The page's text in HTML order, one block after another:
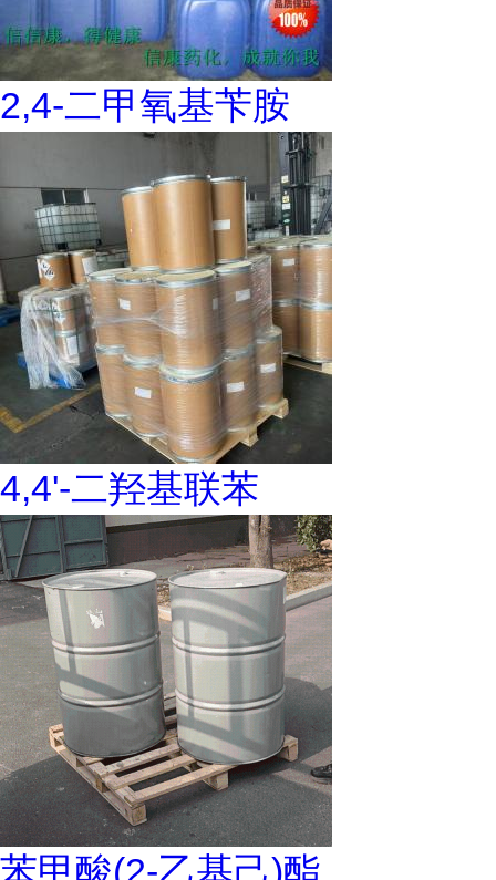
2,4-二甲氧基苄胺
4,4'-二羟基联苯
苯甲酸(2-乙基己)酯